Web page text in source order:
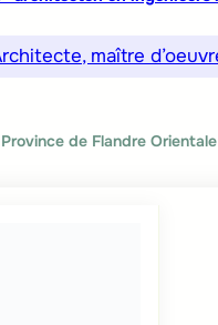
Province de Flandre Orientale